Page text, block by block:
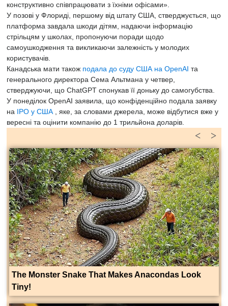
конструктивно співпрацювати з їхніми офісами».
У позові у Флориді, першому від штату США, стверджується, що
платформа завдала шкоди дітям, надаючи інформацію
стрільцям у школах, пропонуючи поради щодо
самоушкодження та викликаючи залежність у молодих
користувачів.
Канадська мати також подала до суду США на OpenAI та
генерального директора Сема Альтмана у четвер,
стверджуючи, що ChatGPT спонукав її доньку до самогубства.
У понеділок OpenAI заявила, що конфіденційно подала заявку
на IPO у США
, яке, за словами джерела, може відбутися вже у
вересні та оцінити компанію до 1 трильйона доларів.
>
<
The Monster Snake That Makes Anacondas Look
Tiny!